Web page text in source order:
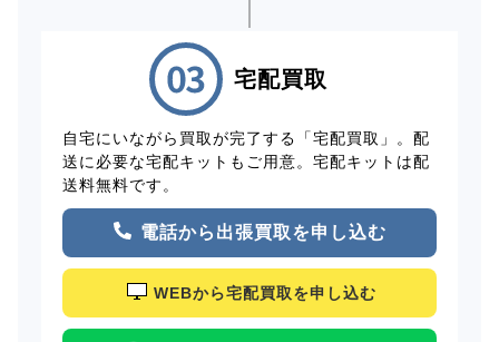
宅配買取
自宅にいながら買取が完了する「宅配買取」。配
送に必要な宅配キットもご用意。宅配キットは配
送料無料です。
電話から出張買取を申し込む
WEBから宅配買取を申し込む